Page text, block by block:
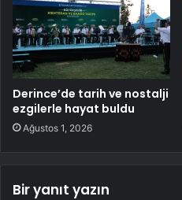
Derince’de tarih ve nostalji
ezgilerle hayat buldu
Ağustos 1, 2026
Bir yanıt yazın